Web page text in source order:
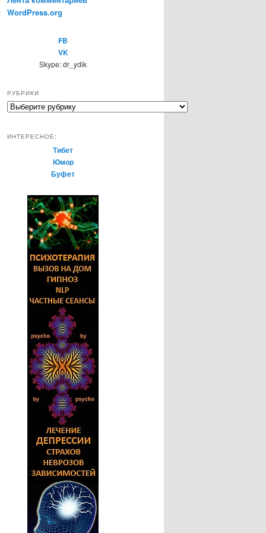
WordPress.org
FB
VK
Skype: dr_ydik
РУБРИКИ
Р
р
ИНТЕРЕСНОЕ:
Тибет
Юмор
Буфет